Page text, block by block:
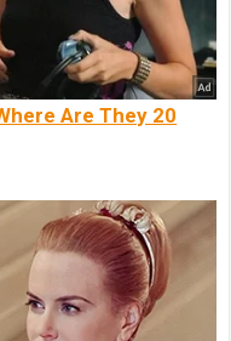
Are They 20